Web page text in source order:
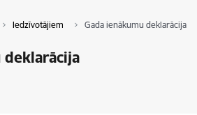
Iedzīvotājiem Gada ienākumu deklarācija
deklarācija